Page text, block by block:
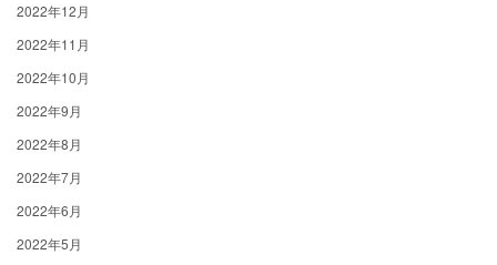
2022年12月
2022年11月
2022年10月
2022年9月
2022年8月
2022年7月
2022年6月
2022年5月